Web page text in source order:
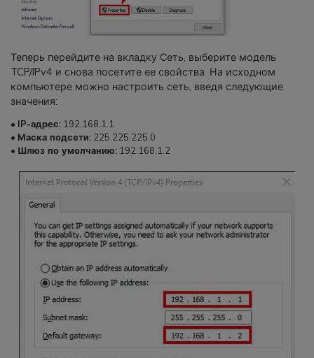
Теперь перейдите на вкладку Сеть, выберите модель
TCP/IPv4 и снова посетите ее свойства. На исходном
компьютере можно настроить сеть, введя следующие
значения:
• IP-адрес: 192.168.1.1
• Маска подсети: 225.225.225.0
• Шлюз по умолчанию: 192.168.1.2